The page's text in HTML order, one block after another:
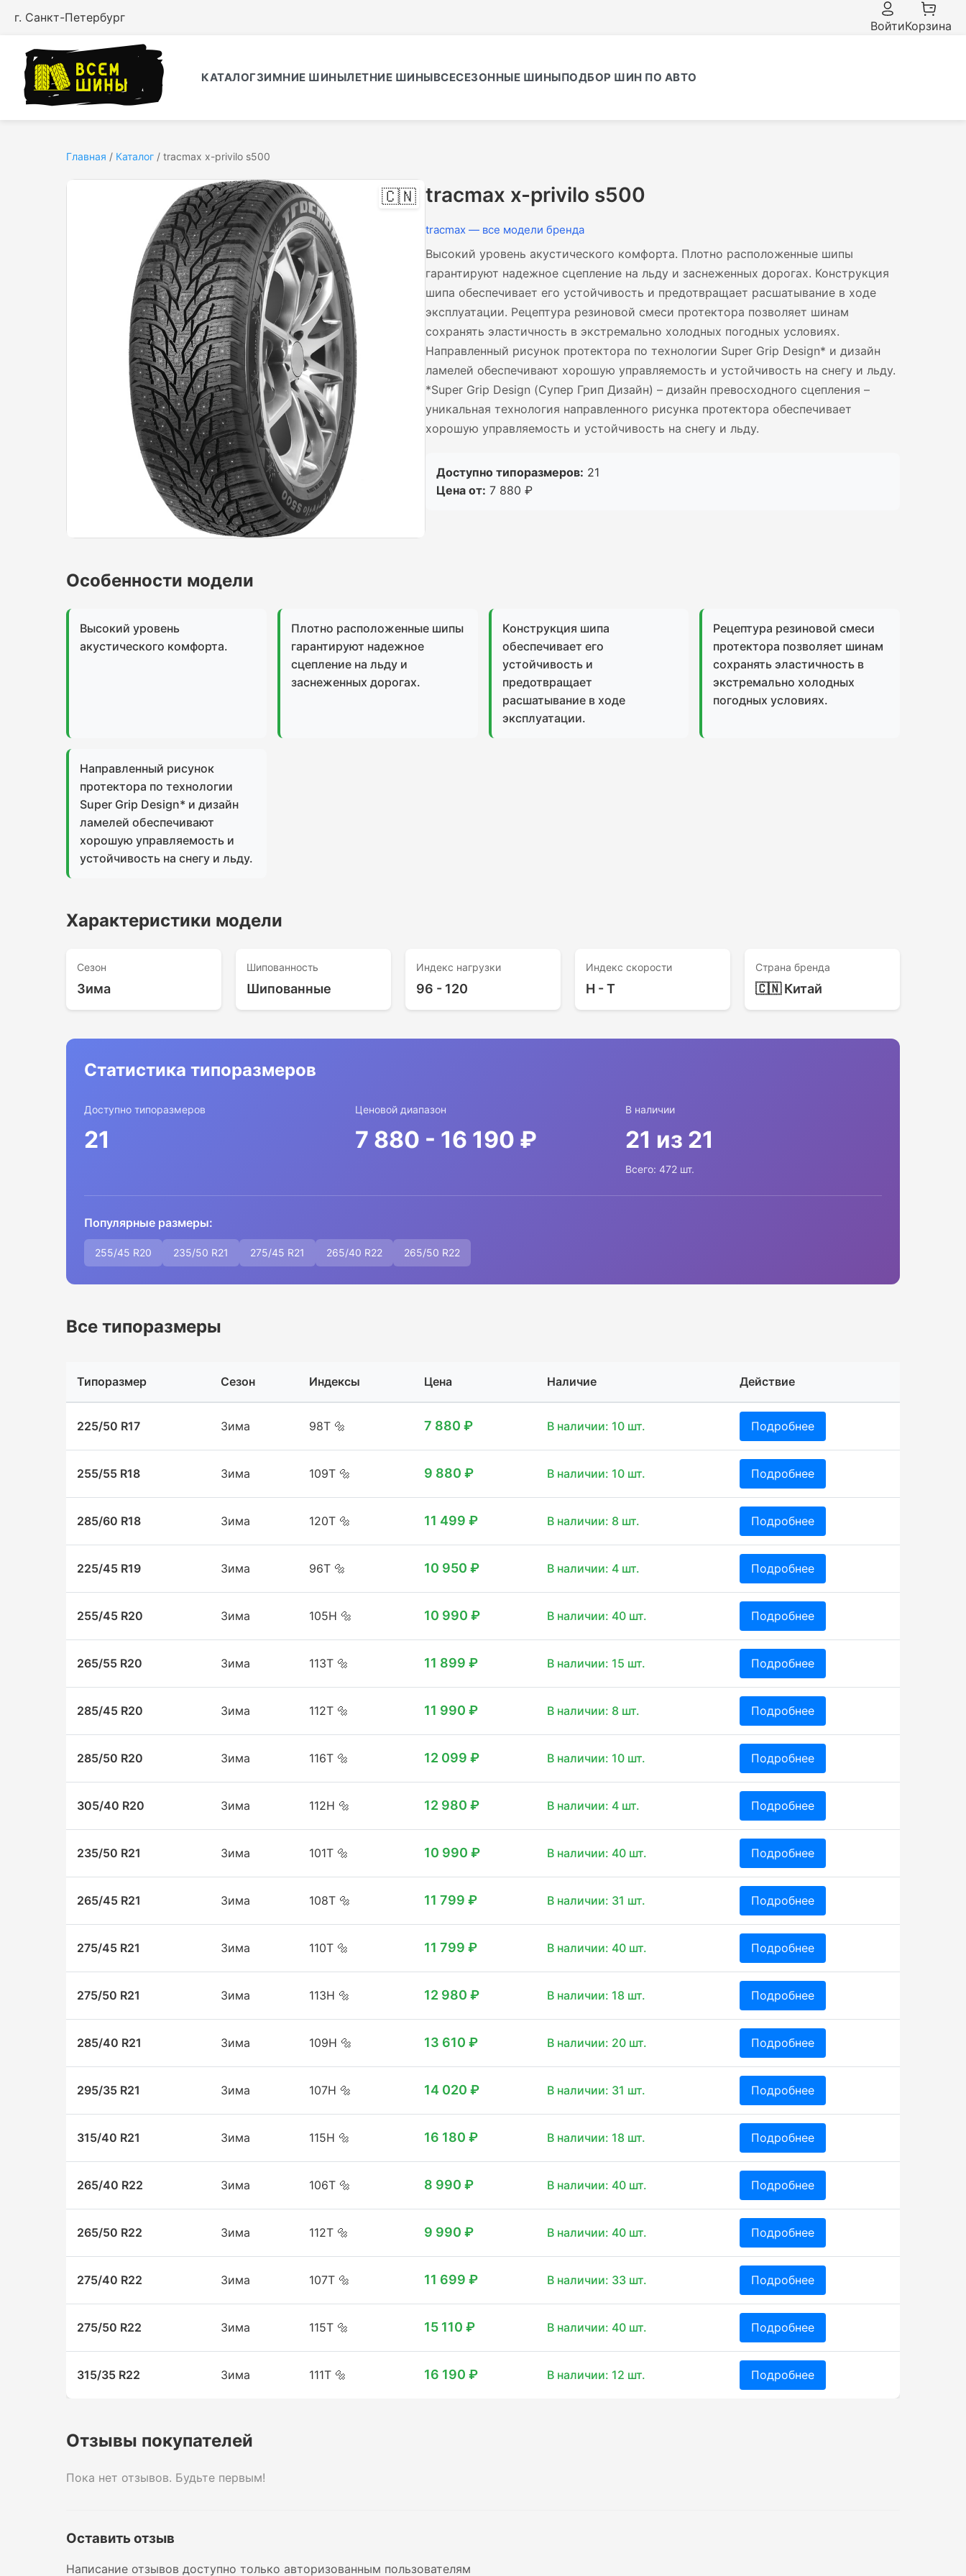
г. Санкт-Петербург
ВойтиКорзина
КАТАЛОГЗИМНИЕ ШИНЫЛЕТНИЕ ШИНЫВСЕСЕЗОННЫЕ ШИНЫПОДБОР ШИН ПО АВТО
Главная / Каталог / tracmax x-privilo s500
🇨🇳 tracmax x-privilo s500
tracmax — все модели бренда
Высокий уровень акустического комфорта. Плотно расположенные шипы
гарантируют надежное сцепление на льду и заснеженных дорогах. Конструкция
шипа обеспечивает его устойчивость и предотвращает расшатывание в ходе
эксплуатации. Рецептура резиновой смеси протектора позволяет шинам
сохранять эластичность в экстремально холодных погодных условиях.
Направленный рисунок протектора по технологии Super Grip Design* и дизайн
ламелей обеспечивают хорошую управляемость и устойчивость на снегу и льду.
*Super Grip Design (Супер Грип Дизайн) – дизайн превосходного сцепления –
уникальная технология направленного рисунка протектора обеспечивает
хорошую управляемость и устойчивость на снегу и льду.
Доступно типоразмеров: 21
Цена от: 7 880 ₽
Особенности модели
Высокий уровень
акустического комфорта.
Плотно расположенные шипы
гарантируют надежное
сцепление на льду и
заснеженных дорогах.
Конструкция шипа
обеспечивает его
устойчивость и
предотвращает
расшатывание в ходе
эксплуатации.
Рецептура резиновой смеси
протектора позволяет шинам
сохранять эластичность в
экстремально холодных
погодных условиях.
Направленный рисунок
протектора по технологии
Super Grip Design* и дизайн
ламелей обеспечивают
хорошую управляемость и
устойчивость на снегу и льду.
Характеристики модели
Сезон
Зима
Шипованность
Шипованные
Индекс нагрузки
96 - 120
Индекс скорости
H - T
Страна бренда
🇨🇳 Китай
Статистика типоразмеров
Доступно типоразмеров
21
Ценовой диапазон
7 880 - 16 190 ₽
В наличии
21 из 21
Всего: 472 шт.
Популярные размеры:
255/45 R20 235/50 R21 275/45 R21 265/40 R22 265/50 R22
Все типоразмеры
Типоразмер Сезон Индексы Цена Наличие Действие
225/50 R17 Зима 98T 🔩 7 880 ₽ В наличии: 10 шт. Подробнее
255/55 R18 Зима 109T 🔩 9 880 ₽ В наличии: 10 шт. Подробнее
285/60 R18 Зима 120T 🔩 11 499 ₽ В наличии: 8 шт. Подробнее
225/45 R19 Зима 96T 🔩 10 950 ₽ В наличии: 4 шт. Подробнее
255/45 R20 Зима 105H 🔩 10 990 ₽ В наличии: 40 шт. Подробнее
265/55 R20 Зима 113T 🔩 11 899 ₽ В наличии: 15 шт. Подробнее
285/45 R20 Зима 112T 🔩 11 990 ₽ В наличии: 8 шт. Подробнее
285/50 R20 Зима 116T 🔩 12 099 ₽ В наличии: 10 шт. Подробнее
305/40 R20 Зима 112H 🔩 12 980 ₽ В наличии: 4 шт. Подробнее
235/50 R21 Зима 101T 🔩 10 990 ₽ В наличии: 40 шт. Подробнее
265/45 R21 Зима 108T 🔩 11 799 ₽ В наличии: 31 шт. Подробнее
275/45 R21 Зима 110T 🔩 11 799 ₽ В наличии: 40 шт. Подробнее
275/50 R21 Зима 113H 🔩 12 980 ₽ В наличии: 18 шт. Подробнее
285/40 R21 Зима 109H 🔩 13 610 ₽ В наличии: 20 шт. Подробнее
295/35 R21 Зима 107H 🔩 14 020 ₽ В наличии: 31 шт. Подробнее
315/40 R21 Зима 115H 🔩 16 180 ₽ В наличии: 18 шт. Подробнее
265/40 R22 Зима 106T 🔩 8 990 ₽ В наличии: 40 шт. Подробнее
265/50 R22 Зима 112T 🔩 9 990 ₽ В наличии: 40 шт. Подробнее
275/40 R22 Зима 107T 🔩 11 699 ₽ В наличии: 33 шт. Подробнее
275/50 R22 Зима 115T 🔩 15 110 ₽ В наличии: 40 шт. Подробнее
315/35 R22 Зима 111T 🔩 16 190 ₽ В наличии: 12 шт. Подробнее
Отзывы покупателей
Пока нет отзывов. Будьте первым!
Оставить отзыв
Написание отзывов доступно только авторизованным пользователям